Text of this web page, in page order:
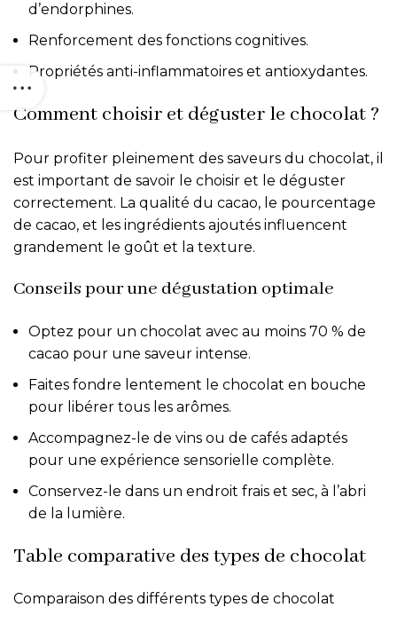
d’endorphines.
Renforcement des fonctions cognitives.
Propriétés anti-inflammatoires et antioxydantes.
Comment choisir et déguster le chocolat ?
Pour profiter pleinement des saveurs du chocolat, il
est important de savoir le choisir et le déguster
correctement. La qualité du cacao, le pourcentage
de cacao, et les ingrédients ajoutés influencent
grandement le goût et la texture.
Conseils pour une dégustation optimale
Optez pour un chocolat avec au moins 70 % de
cacao pour une saveur intense.
Faites fondre lentement le chocolat en bouche
pour libérer tous les arômes.
Accompagnez-le de vins ou de cafés adaptés
pour une expérience sensorielle complète.
Conservez-le dans un endroit frais et sec, à l’abri
de la lumière.
Table comparative des types de chocolat
Comparaison des différents types de chocolat